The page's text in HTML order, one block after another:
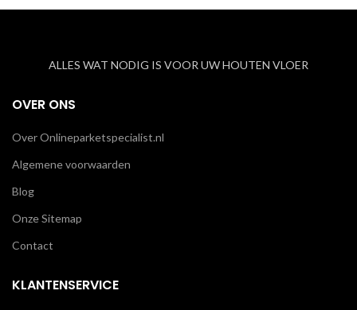
ALLES WAT NODIG IS VOOR UW HOUTEN VLOER
OVER ONS
Over Onlineparketspecialist.nl
Algemene voorwaarden
Blog
Onze Sitemap
Contact
KLANTENSERVICE